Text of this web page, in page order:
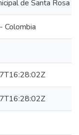
de Santa Rosa
Colombia